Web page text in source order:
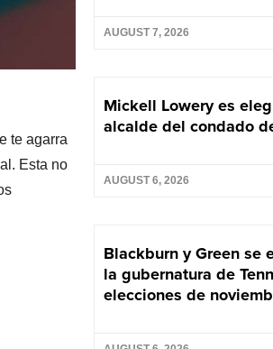
AUGUST 7, 2026
Mickell Lowery es
alcalde del condado
AUGUST 6, 2026
Blackburn y Green se
la gubernatura de
elecciones de
te agarra
Esta no